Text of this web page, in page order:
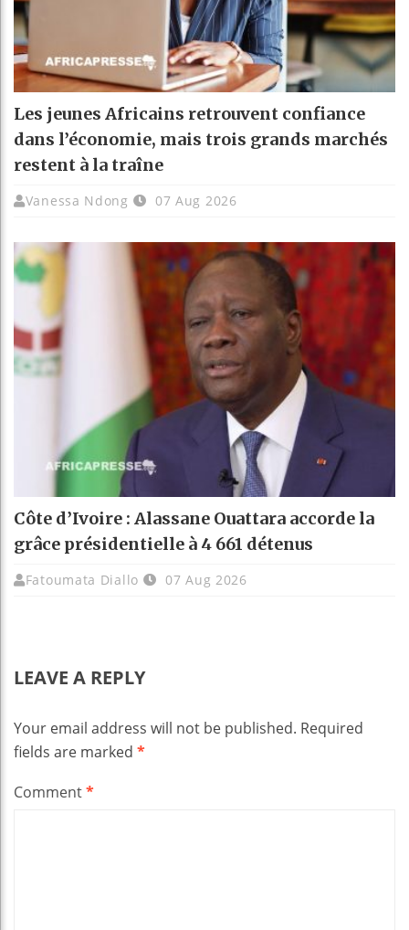
Les jeunes Africains retrouvent confiance
dans l’économie, mais trois grands marchés
restent à la traîne
Vanessa Ndong 07 Aug 2026
Côte d’Ivoire : Alassane Ouattara accorde la
grâce présidentielle à 4 661 détenus
Fatoumata Diallo 07 Aug 2026
LEAVE A REPLY
Your email address will not be published. Required
fields are marked *
Comment*